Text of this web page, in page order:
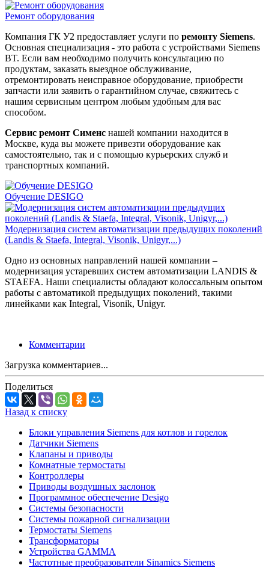
Ремонт оборудования
Компания ГК У2 предоставляет услуги по ремонту Siemens.
Основная специализация - это работа с устройствами Siemens
BT. Если вам необходимо получить консультацию по
продуктам, заказать выездное обслуживание,
отремонтировать неисправное оборудование, приобрести
запчасти или заявить о гарантийном случае, свяжитесь с
нашим сервисным центром любым удобным для вас
способом.
Сервис ремонт Сименс нашей компании находится в
Москве, куда вы можете привезти оборудование как
самостоятельно, так и с помощью курьерских служб и
транспортных компаний.
Обучение DESIGO
Модернизация систем автоматизации предыдущих поколений
(Landis & Staefa, Integral, Visonik, Unigyr,...)
Одно из основных направлений нашей компании –
модернизация устаревших систем автоматизации LANDIS &
STAEFA. Наши специалисты обладают колоссальным опытом
работы с автоматикой предыдущих поколений, такими
линейками как Integral, Visonik, Unigyr.
Комментарии
Загрузка комментариев...
Поделиться
Назад к списку
Блоки управления Siemens для котлов и горелок
Датчики Siemens
Клапаны и приводы
Комнатные термостаты
Контроллеры
Приводы воздушных заслонок
Программное обеспечение Desigo
Системы безопасности
Системы пожарной сигнализации
Термостаты Siemens
Трансформаторы
Устройства GAMMA
Частотные преобразователи Sinamics Siemens